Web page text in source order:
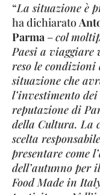
“La situazione è
ha dichiarato
Parma –col
Paesi a viaggiare
reso le
situazione che
l’investimento
reputazione di
della Cultura. La
scelta
presentare come
dell’autunno per
Food Made in